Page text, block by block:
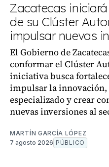
Zacatecas
de su Clúster
impulsar nuevas
El Gobierno de
conformar el Clúster
iniciativa busca
impulsar la
especializado y crear
nuevas inversiones al
MARTÍN GARCÍA LÓPEZ
7 agosto 2026 PÚBLICO